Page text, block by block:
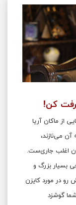
کن!
از ماکان آریا
می‌نازند،
اغلب جاری‌ست.
بسیار بزرگ و
رو در مورد کایزن
گوشزد